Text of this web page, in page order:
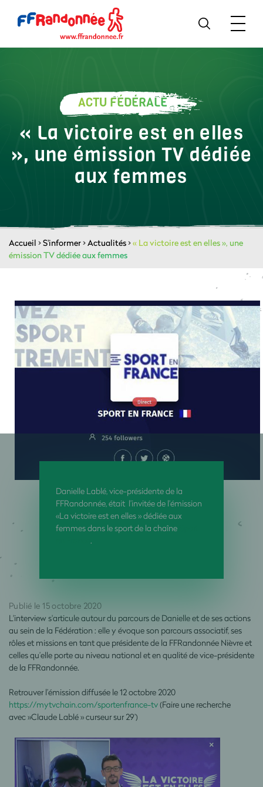
ACTU FÉDÉRALE
« La victoire est en elles
», une émission TV dédiée
aux femmes
Accueil >S'informer>Actualités>« La victoire est en elles », une
émission TV dédiée aux femmes
Danielle Lablé, vice-présidente de la
FFRandonnée, était l’invitée de l’émission
«La victoire est en elles » dédiée aux
femmes dans le sport de la chaîne
en France.
Publié le 15 octobre 2020
L'interview s'articule autour du parcours de Danielle et de ses actions
au sein de la Fédération : elle y évoque son parcours associatif, ses
rôles et missions en tant que présidente de la FFRandonnée Nièvre et
celles qu’elle porte au niveau national et en qualité de vice-présidente
de la FFRandonnée.
Retrouver l’émission diffusée le 12 octobre 2020
https://mytvchain.com/sportenfrance-tv(Faire une recherche
avec »Claude Lablé » curseur sur 29’)